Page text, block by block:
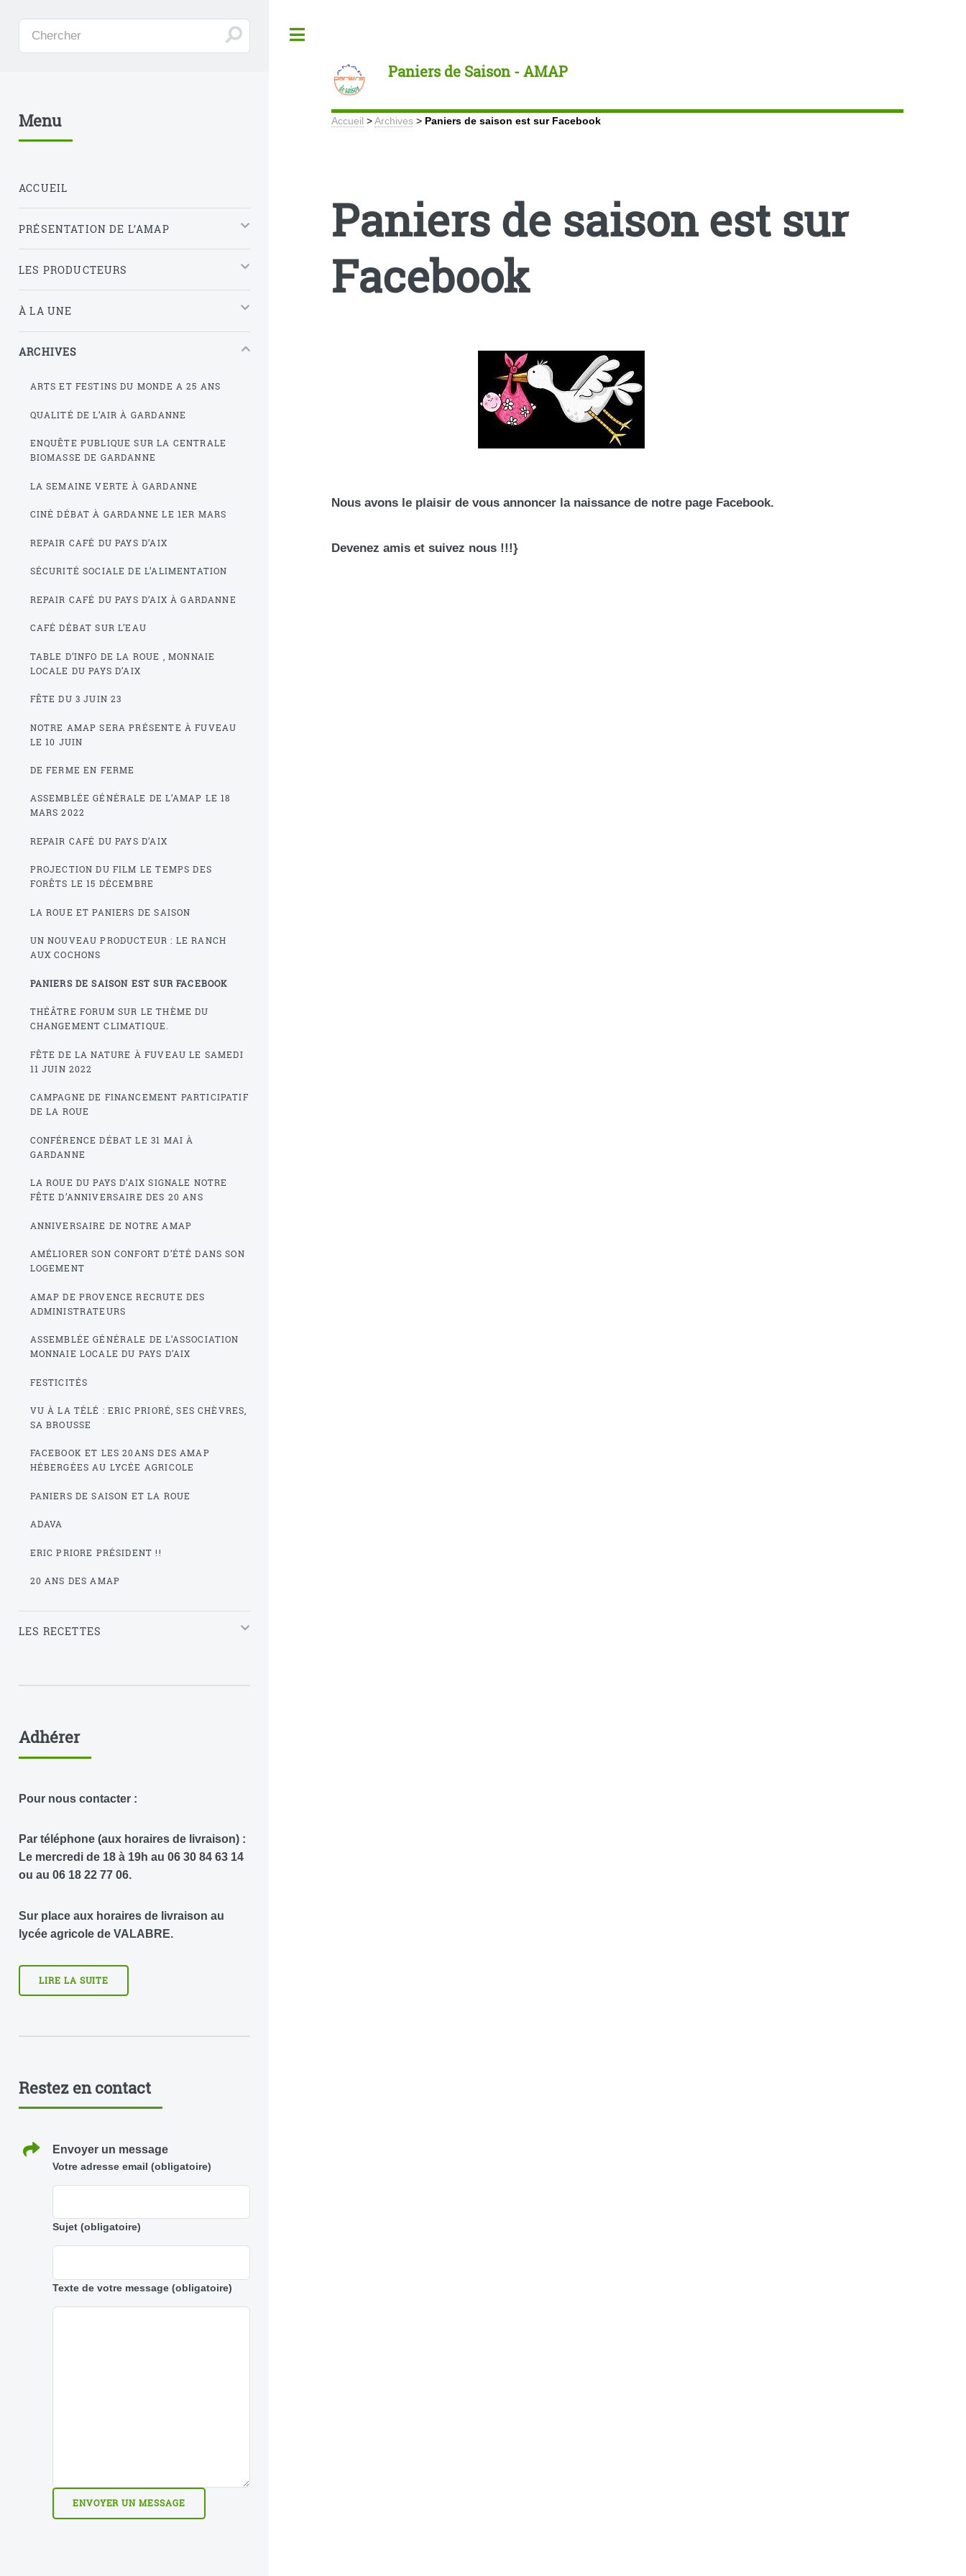
Paniers de Saison - AMAP
Accueil >Archives > Paniers de saison est sur Facebook
Paniers de saison est sur
Facebook
Nous avons le plaisir de vous annoncer la naissance de notre page Facebook.
Devenez amis et suivez nous !!!}
Menu
ACCUEIL
PRÉSENTATION DE L’AMAP
LES PRODUCTEURS
À LA UNE
ARCHIVES
ARTS ET FESTINS DU MONDE A 25 ANS
QUALITÉ DE L’AIR À GARDANNE
ENQUÊTE PUBLIQUE SUR LA CENTRALE
BIOMASSE DE GARDANNE
LA SEMAINE VERTE À GARDANNE
CINÉ DÉBAT À GARDANNE LE 1ER MARS
REPAIR CAFÉ DU PAYS D’AIX
SÉCURITÉ SOCIALE DE L’ALIMENTATION
REPAIR CAFÉ DU PAYS D’AIX À GARDANNE
CAFÉ DÉBAT SUR L’EAU
TABLE D’INFO DE LA ROUE , MONNAIE
LOCALE DU PAYS D’AIX
FÊTE DU 3 JUIN 23
NOTRE AMAP SERA PRÉSENTE À FUVEAU
LE 10 JUIN
DE FERME EN FERME
ASSEMBLÉE GÉNÉRALE DE L’AMAP LE 18
MARS 2022
REPAIR CAFÉ DU PAYS D’AIX
PROJECTION DU FILM LE TEMPS DES
FORÊTS LE 15 DÉCEMBRE
LA ROUE ET PANIERS DE SAISON
UN NOUVEAU PRODUCTEUR : LE RANCH
AUX COCHONS
PANIERS DE SAISON EST SUR FACEBOOK
THÉÂTRE FORUM SUR LE THÈME DU
CHANGEMENT CLIMATIQUE.
FÊTE DE LA NATURE À FUVEAU LE SAMEDI
11 JUIN 2022
CAMPAGNE DE FINANCEMENT PARTICIPATIF
DE LA ROUE
CONFÉRENCE DÉBAT LE 31 MAI À
GARDANNE
LA ROUE DU PAYS D’AIX SIGNALE NOTRE
FÊTE D’ANNIVERSAIRE DES 20 ANS
ANNIVERSAIRE DE NOTRE AMAP
AMÉLIORER SON CONFORT D’ÉTÉ DANS SON
LOGEMENT
AMAP DE PROVENCE RECRUTE DES
ADMINISTRATEURS
ASSEMBLÉE GÉNÉRALE DE L’ASSOCIATION
MONNAIE LOCALE DU PAYS D’AIX
FESTICITÉS
VU À LA TÉLÉ : ERIC PRIORÉ, SES CHÈVRES,
SA BROUSSE
FACEBOOK ET LES 20ANS DES AMAP
HÉBERGÉES AU LYCÉE AGRICOLE
PANIERS DE SAISON ET LA ROUE
ADAVA
ERIC PRIORE PRÉSIDENT !!
20 ANS DES AMAP
LES RECETTES
Adhérer
Pour nous contacter :
Par téléphone (aux horaires de livraison) :
Le mercredi de 18 à 19h au 06 30 84 63 14
ou au 06 18 22 77 06.
Sur place aux horaires de livraison au
lycée agricole de VALABRE.
LIRE LA SUITE
Restez en contact
Envoyer un message
Votre adresse email (obligatoire)
Sujet (obligatoire)
Texte de votre message (obligatoire)